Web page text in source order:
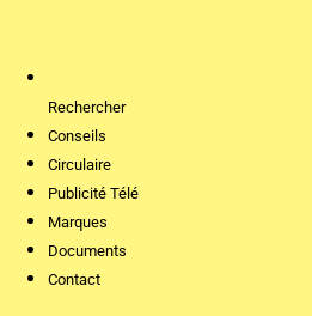
Rechercher
Conseils
Circulaire
Publicité Télé
Marques
Documents
Contact